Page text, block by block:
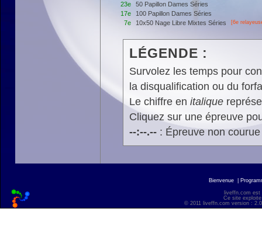
23e
50 Papillon Dames Séries
17e
100 Papillon Dames Séries
7e
10x50 Nage Libre Mixtes Séries [6e
LÉGENDE :
Survolez les temps pour
la disqualification ou du
Le chiffre en italique
Cliquez sur une épreuve
--:--.--: Épreuve non
Bienvenue
liveffn.com est
Ce site
© 2011 liveffn.com version :